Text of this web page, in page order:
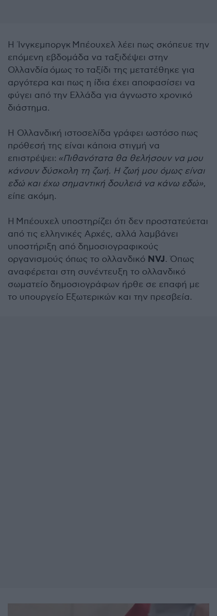
Η Ίνγκεμποργκ Μπέουχελ λέει πως σκόπευε την
επόμενη εβδομάδα να ταξιδέψει στην
Ολλανδία όμως το ταξίδι της μετατέθηκε για
αργότερα και πως η ίδια έχει αποφασίσει να
φύγει από την Ελλάδα για άγνωστο χρονικό
διάστημα.
Η Ολλανδική ιστοσελίδα γράφει ωστόσο πως
πρόθεσή της είναι κάποια στιγμή να
επιστρέψει: «Πιθανότατα θα θελήσουν να μου
κάνουν δύσκολη τη ζωή. Η ζωή μου όμως είναι
εδώ και έχω σημαντική δουλειά να κάνω εδώ»,
είπε ακόμη.
Η Μπέουχελ υποστηρίζει ότι δεν προστατεύεται
από τις ελληνικές Αρχές, αλλά λαμβάνει
υποστήριξη από δημοσιογραφικούς
οργανισμούς όπως το ολλανδικό NVJ. Όπως
αναφέρεται στη συνέντευξη το ολλανδικό
σωματείο δημοσιογράφων ήρθε σε επαφή με
το υπουργείο Εξωτερικών και την πρεσβεία.